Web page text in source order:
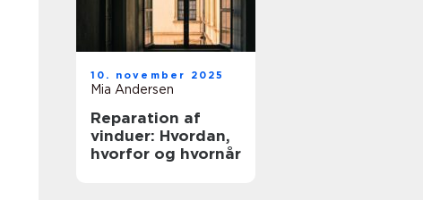
10. november 2025
Mia Andersen
Reparation af
vinduer: Hvordan,
hvorfor og hvornår